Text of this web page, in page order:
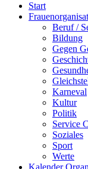
Start
Beruf /
Bildung
Gegen
Karneval
Kultur
Politik
Service
Soziales
Sport
Werte
Kalender